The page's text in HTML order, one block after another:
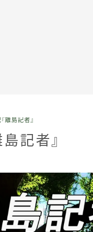
て
離島記者』
記者』